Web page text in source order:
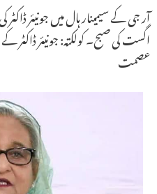
اگست کی صبح۔ کولکتہ: جونیئر
عصمت